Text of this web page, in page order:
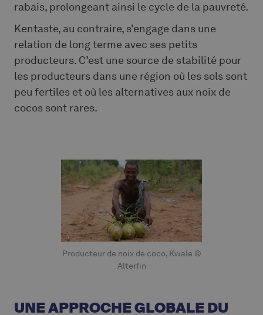
rabais, prolongeant ainsi le cycle de la pauvreté.
Kentaste, au contraire, s’engage dans une
relation de long terme avec ses petits
producteurs. C’est une source de stabilité pour
les producteurs dans une région où les sols sont
peu fertiles et où les alternatives aux noix de
cocos sont rares.
Producteur de noix de coco, Kwale ©
Alterfin
UNE APPROCHE GLOBALE DU